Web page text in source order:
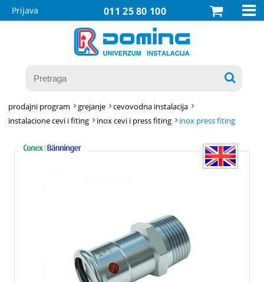
011 25 80 100
Prijava 

prodajni program grejanje
cevovodna instalacija
instalacione cevi i fiting
inox cevi i press fiting inox press fiting